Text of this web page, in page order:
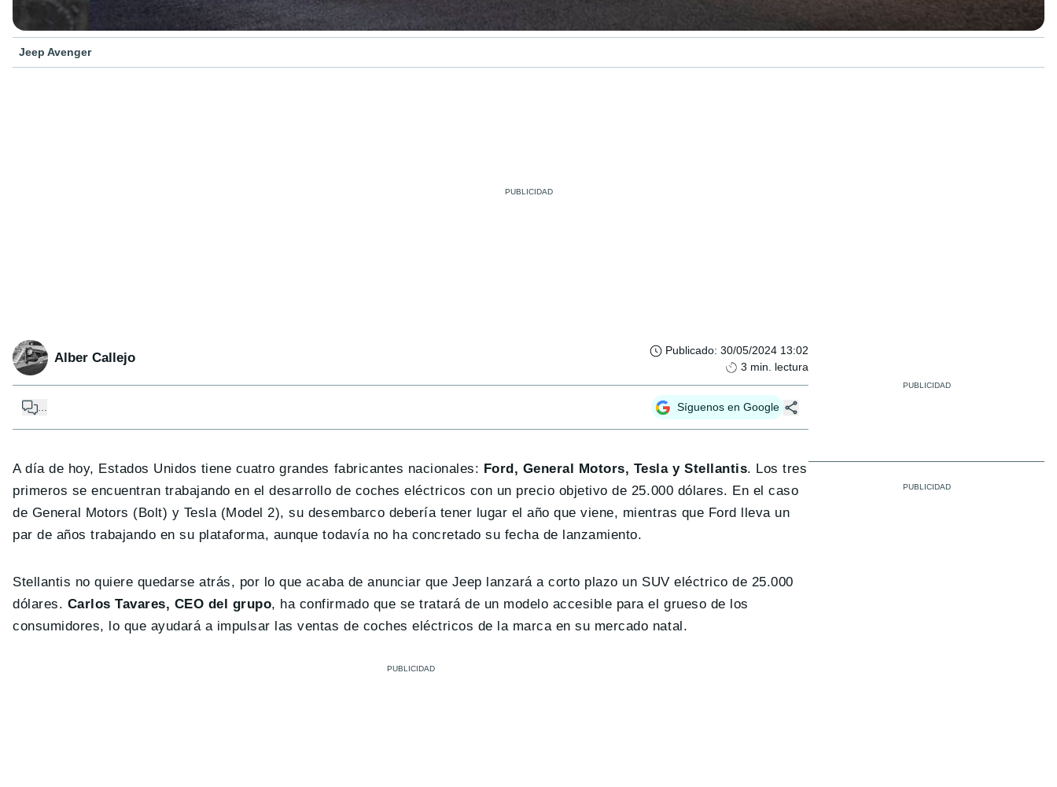
Jeep Avenger
Alber Callejo Publicado: 30/05/2024 13:02
3 min. lectura
... Síguenos en Google
A día de hoy, Estados Unidos tiene cuatro grandes fabricantes nacionales: Ford, General Motors, Tesla y Stellantis. Los tres
primeros se encuentran trabajando en el desarrollo de coches eléctricos con un precio objetivo de 25.000 dólares. En el caso
de General Motors (Bolt) y Tesla (Model 2), su desembarco debería tener lugar el año que viene, mientras que Ford lleva un
par de años trabajando en su plataforma, aunque todavía no ha concretado su fecha de lanzamiento.
Stellantis no quiere quedarse atrás, por lo que acaba de anunciar que Jeep lanzará a corto plazo un SUV eléctrico de 25.000
dólares. Carlos Tavares, CEO del grupo, ha confirmado que se tratará de un modelo accesible para el grueso de los
consumidores, lo que ayudará a impulsar las ventas de coches eléctricos de la marca en su mercado natal.